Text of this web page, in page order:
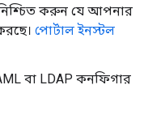
করুন যে আপনার
পোর্টাল ইনস্টল
বা LDAP কনফিগার